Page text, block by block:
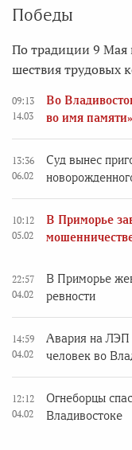
Победы
По традиции 9 Мая
шествия трудовых
09:13
14.03
Во
во имя
13:36
06.02
Суд вынес
10:12
05.02
В Приморье
22:57
04.02
В Приморье
ревности
14:59
04.02
Авария на ЛЭП
человек во
12:12
04.02
Огнеборцы
Владивостоке